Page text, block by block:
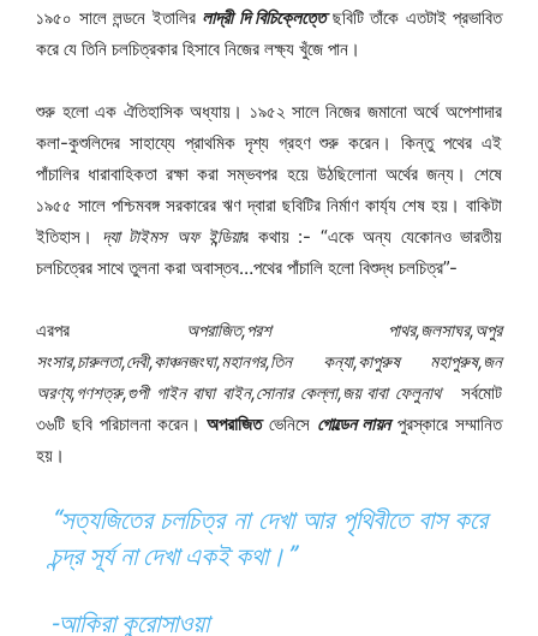
১৯৫০ সালে লন্ডনে ইতালির লাদ্রী দি বিচিক্লেত্তেছবিটি তাঁকে এতটাই প্রভাবিত
করে যে তিনি চলচিত্রকার হিসাবে নিজের লক্ষ্য খুঁজে পান।
শুরু হলো এক ঐতিহাসিক অধ্যায়। ১৯৫২ সালে নিজের জমানো অর্থে অপেশাদার
কলা-কুশুলিদের সাহায্যে প্রাথমিক দৃশ্য গ্রহণ শুরু করেন। কিন্তু পথের এই
পাঁচালির ধারাবাহিকতা রক্ষা করা সম্ভবপর হয়ে উঠছিলোনা অর্থের জন্য। শেষে
১৯৫৫ সালে পশ্চিমবঙ্গ সরকারের ঋণ দ্বারা ছবিটির নির্মাণ কার্য্য শেষ হয়। বাকিটা
ইতিহাস। দ্যা টাইমস অফ ইন্ডিয়ার কথায় :- “একে অন্য যেকোনও ভারতীয়
চলচিত্রের সাথে তুলনা করা অবাস্তব…পথের পাঁচালি হলো বিশুদ্ধ চলচিত্র”-
এরপর
অপরাজিত,পরশ পাথর,জলসাঘর,অপুর
সংসার,চারুলতা,দেবী,কাঞ্চনজংঘা,মহানগর,তিন কন্যা,কাপুরুষ মহাপুরুষ,জন
অরণ্য,গণশত্রু,গুপী গাইন বাঘা বাইন,সোনার কেল্লা,জয় বাবা ফেলুনাথ সর্বমোট
৩৬টি ছবি পরিচালনা করেন। অপরাজিতভেনিসে গোল্ডেন লায়নপুরস্কারে সম্মানিত
হয়।
“সত্যজিতের চলচিত্র না দেখা আর পৃথিবীতে বাস করে
চন্দ্র সূর্য না দেখা একই কথা।”
-আকিরা কুরোসাওয়া